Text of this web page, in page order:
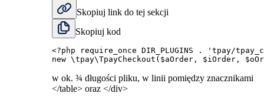
Skopiuj link do tej sekcji
Skopiuj kod
<?php require_once DIR_PLUGINS .
'tpay/
new \tpay\TpayCheckout ( $aOrder , $iOrder ,
w ok. ¾ długości pliku, w linii pomiędzy znacznikami
</table> oraz </div>